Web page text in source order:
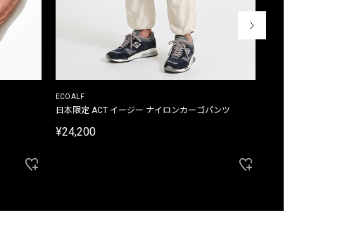
ECOALF
日本限定 ACT イージー ナイロンカーゴパンツ
¥24,200